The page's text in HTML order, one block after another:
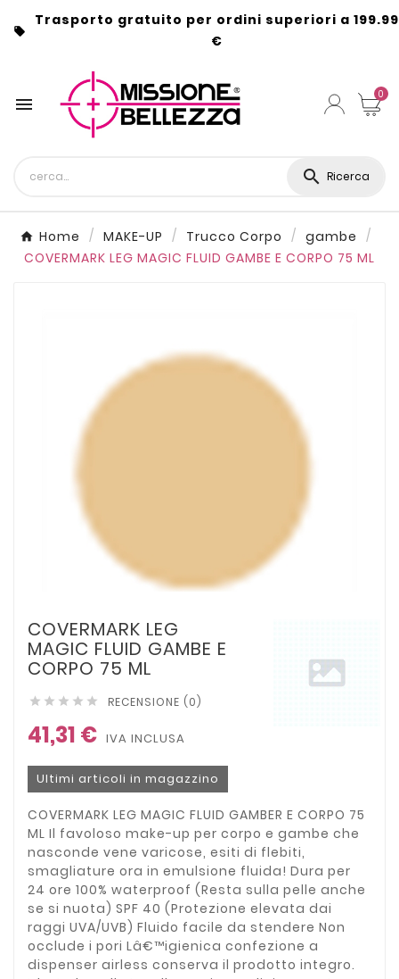

Trasporto gratuito per ordini superiori a 199.99
€
 0
 Ricerca
Home MAKE-UP Trucco Corpo
gambe
COVERMARK LEG MAGIC FLUID GAMBE E CORPO 75 ML
COVERMARK LEG
MAGIC FLUID GAMBE E
CORPO 75 ML
     RECENSIONE (0)
41,31 € IVA INCLUSA
Ultimi articoli in magazzino
COVERMARK LEG MAGIC FLUID GAMBER E CORPO 75
ML Il favoloso make-up per corpo e gambe che
nasconde vene varicose, esiti di flebiti,
smagliature ora in emulsione fluida! Dura per
24 ore 100% waterproof (Resta sulla pelle anche
se si nuota) SPF 40 (Protezione elevata dai
raggi UVA/UVB) Fluido facile da stendere Non
occlude i pori Lâ€™igienica confezione a
dispenser airless conserva il prodotto integro.